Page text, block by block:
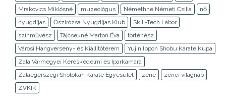
Mrakovics Miklósné
muzeológus Némethné Németi Csilla
nő
nyugdíjas
Őszirózsa Nyugdíjas Klub
Skill-Tech Labor
színművész
Tájcsekné Marton Éva
történész
Városi Hangverseny- és Kiállítóterem
Yujin Ippon Shobu Karate Kupa
Zala Vármegyei Kereskedelmi és Iparkamara
Zalaegerszegi Shotokan Karate Egyesület
zene
zenei világnap
ZVKIK